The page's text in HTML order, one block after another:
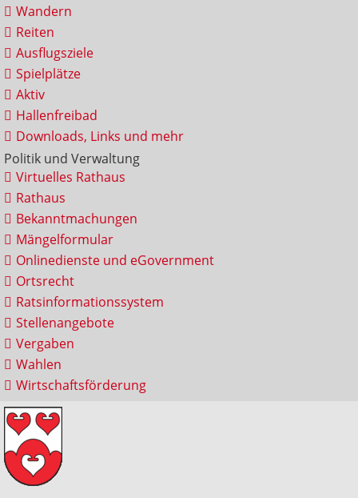
Wandern
Reiten
Ausflugsziele
Spielplätze
Aktiv
Hallenfreibad
Downloads, Links und mehr
Politik und Verwaltung
Virtuelles Rathaus
Rathaus
Bekanntmachungen
Mängelformular
Onlinedienste und eGovernment
Ortsrecht
Ratsinformationssystem
Stellenangebote
Vergaben
Wahlen
Wirtschaftsförderung